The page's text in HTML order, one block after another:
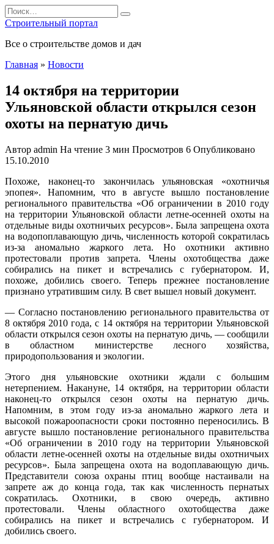
Перейти
к
содержанию
Search
for:
Строительный портал
Все о строительстве домов и дач
Главная » Новости
14 октября на территории
Ульяновской области открылся сезон
охоты на пернатую дичь
Автор admin На чтение 3 мин Просмотров 6 Опубликовано
15.10.2010
Похоже, наконец-то закончилась ульяновская «охотничья
эпопея». Напомним, что в августе вышло постановление
регионального правительства «Об ограничении в 2010 году
на территории Ульяновской области летне-осенней охоты на
отдельные виды охотничьих ресурсов». Была запрещена охота
на водопоплавающую дичь, численность которой сократилась
из-за аномально жаркого лета. Но охотники активно
протестовали против запрета. Члены охотобщества даже
собирались на пикет и встречались с губернатором. И,
похоже, добились своего. Теперь прежнее постановление
признано утратившим силу. В свет вышел новый документ.
— Согласно постановлению регионального правительства от
8 октября 2010 года, с 14 октября на территории Ульяновской
области открылся сезон охоты на пернатую дичь, — сообщили
в областном министерстве лесного хозяйства,
природопользования и экологии.
Этого дня ульяновские охотники ждали с большим
нетерпением. Накануне, 14 октября, на территории области
наконец-то открылся сезон охоты на пернатую дичь.
Напомним, в этом году из-за аномально жаркого лета и
высокой пожароопасности сроки постоянно переносились. В
августе вышло постановление регионального правительства
«Об ограничении в 2010 году на территории Ульяновской
области летне-осенней охоты на отдельные виды охотничьих
ресурсов». Была запрещена охота на водоплавающую дичь.
Представители союза охраны птиц вообще настаивали на
запрете аж до конца года, так как численность пернатых
сократилась. Охотники, в свою очередь, активно
протестовали. Члены областного охотобщества даже
собирались на пикет и встречались с губернатором. И
добились своего.